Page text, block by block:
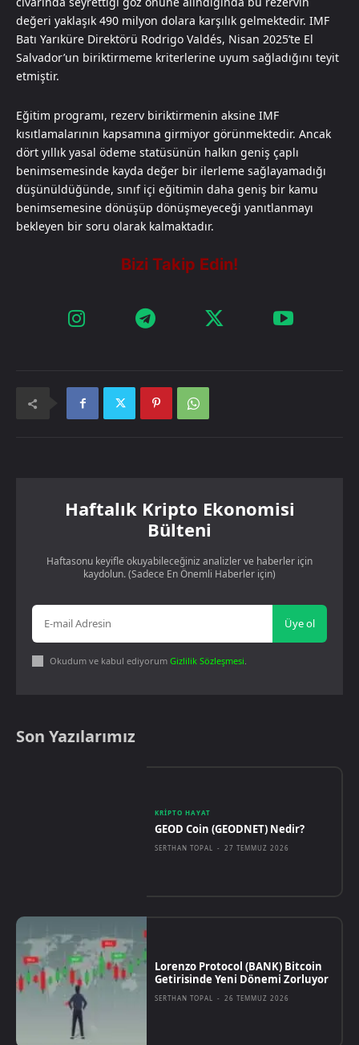
değeri yaklaşık 490 milyon dolara karşılık gelmektedir. IMF
Batı Yarıküre Direktörü Rodrigo Valdés, Nisan 2025’te El
Salvador’un biriktirmeme kriterlerine uyum sağladığını teyit
etmiştir.
Eğitim programı, rezerv biriktirmenin aksine IMF
kısıtlamalarının kapsamına girmiyor görünmektedir. Ancak
dört yıllık yasal ödeme statüsünün halkın geniş çaplı
benimsemesinde kayda değer bir ilerleme sağlayamadığı
düşünüldüğünde, sınıf içi eğitimin daha geniş bir kamu
benimsemesine dönüşüp dönüşmeyeceği yanıtlanmayı
bekleyen bir soru olarak kalmaktadır.
Haftalık Kripto Ekonomisi
Bülteni
Haftasonu keyifle okuyabileceğiniz analizler ve haberler için
kaydolun. (Sadece En Önemli Haberler için)
Üye ol
Okudum ve kabul ediyorum Gizlilik Sözleşmesi.
Son Yazılarımız
KRIPTO HAYAT
GEOD Coin (GEODNET) Nedir?
SERTHAN TOPAL - 27 TEMMUZ 2026
Lorenzo Protocol (BANK) Bitcoin
Getirisinde Yeni Dönemi Zorluyor
SERTHAN TOPAL - 26 TEMMUZ 2026